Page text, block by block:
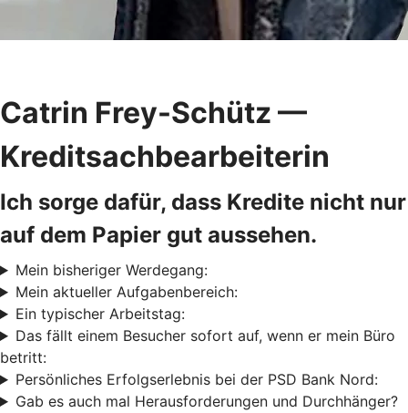
Catrin Frey-Schütz —
Kreditsachbearbeiterin
Ich sorge dafür, dass Kredite nicht nur
auf dem Papier gut aussehen.
Mein bisheriger Werdegang:
Mein aktueller Aufgabenbereich:
Ein typischer Arbeitstag:
Das fällt einem Besucher sofort auf, wenn er mein Büro
betritt:
Persönliches Erfolgserlebnis bei der PSD Bank Nord:
Gab es auch mal Herausforderungen und Durchhänger?